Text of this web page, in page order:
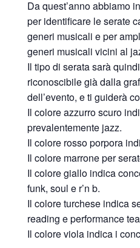
Da quest’anno abbiamo
per identificare le serate
generi musicali e per
generi musicali vicini al
Il tipo di serata sarà
riconoscibile già dalla
dell’evento, e ti guiderà
Il colore azzurro scuro
prevalentemente jazz.
Il colore rosso porpora
Il colore marrone per
Il colore giallo indica
funk, soul e r’n b.
Il colore turchese indica
reading e performance
Il colore viola indica i